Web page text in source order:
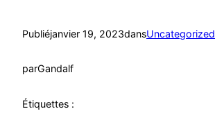
Publiéjanvier 19, 2023dansUncategorized
parGandalf
Étiquettes :